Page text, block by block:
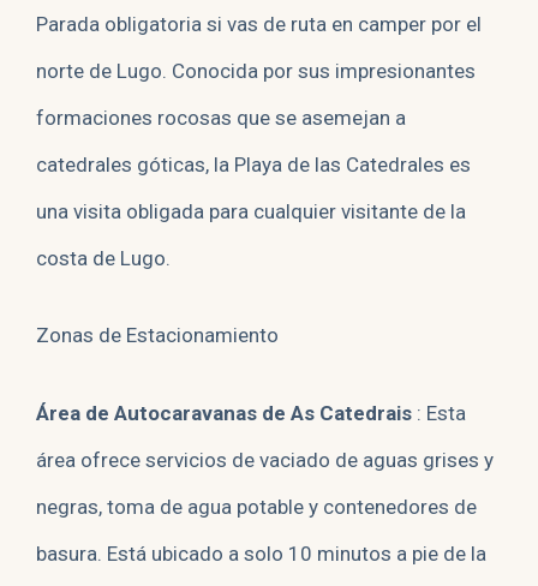
Parada obligatoria si vas de ruta en camper por el
norte de Lugo. Conocida por sus impresionantes
formaciones rocosas que se asemejan a
catedrales góticas, la Playa de las Catedrales es
una visita obligada para cualquier visitante de la
costa de Lugo.
Zonas de Estacionamiento
Área de Autocaravanas de As Catedrais : Esta
área ofrece servicios de vaciado de aguas grises y
negras, toma de agua potable y contenedores de
basura. Está ubicado a solo 10 minutos a pie de la